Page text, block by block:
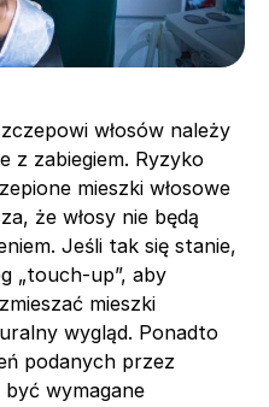
włosów należy
z zabiegiem. Ryzyko
mieszki włosowe
że włosy nie będą
Jeśli tak się stanie,
„touch-up”, aby
mieszki
wygląd. Ponadto
podanych przez
wymagane